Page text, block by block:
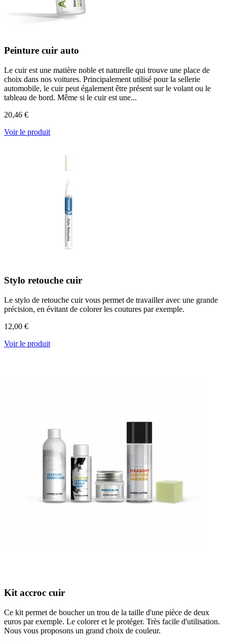
Peinture cuir auto
Le cuir est une matière noble et naturelle qui trouve une place de
choix dans nos voitures. Principalement utilisé pour la sellerie
automobile, le cuir peut également être présent sur le volant ou le
tableau de bord. Même si le cuir est une...
20,46 €
Voir le produit
Stylo retouche cuir
Le stylo de retouche cuir vous permet de travailler avec une grande
précision, en évitant de colorer les coutures par exemple.
12,00 €
Voir le produit
Kit accroc cuir
Ce kit permet de boucher un trou de la taille d'une pièce de deux
euros par exemple. Le colorer et le protéger. Très facile d'utilisation.
Nous vous proposons un grand choix de couleur.